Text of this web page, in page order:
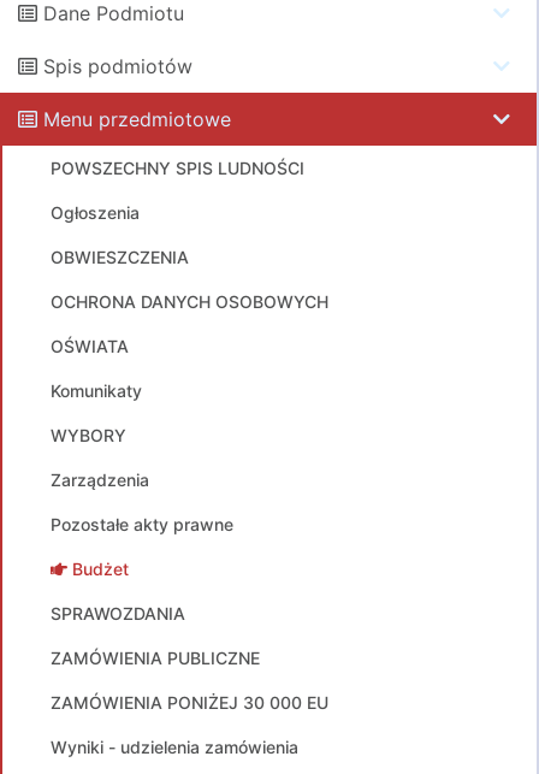
Dane Podmiotu
Spis podmiotów
Menu przedmiotowe
POWSZECHNY SPIS LUDNOŚCI
Ogłoszenia
OBWIESZCZENIA
OCHRONA DANYCH OSOBOWYCH
OŚWIATA
Komunikaty
WYBORY
Zarządzenia
Pozostałe akty prawne
Budżet
SPRAWOZDANIA
ZAMÓWIENIA PUBLICZNE
ZAMÓWIENIA PONIŻEJ 30 000 EU
Wyniki - udzielenia zamówienia